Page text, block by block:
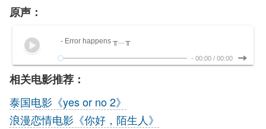
原声：
- Error happens ╥﹏╥
- 00:00 / 00:00
相关电影推荐：
泰国电影《yes or no 2》
浪漫恋情电影《你好，陌生人》